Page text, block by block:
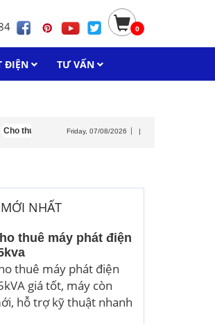
0
ĐIỆN TƯ VẤN
máy phát điện isuzu Cho thuê máy phát điện
Friday, 07/08/2026 |
NHẤT
thuê máy phát điện
thuê máy phát điện
giá tốt, máy còn
hỗ trợ kỹ thuật nhanh